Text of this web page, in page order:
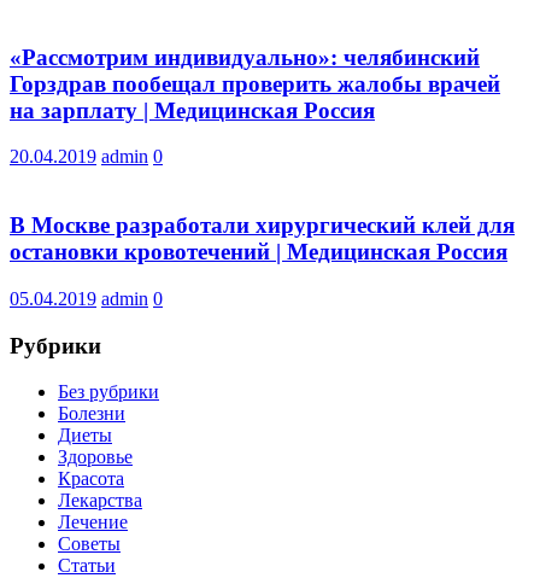
«Рассмотрим индивидуально»: челябинский
Горздрав пообещал проверить жалобы врачей
на зарплату | Медицинская Россия
20.04.2019 admin 0
В Москве разработали хирургический клей для
остановки кровотечений | Медицинская Россия
05.04.2019 admin 0
Рубрики
Без рубрики
Болезни
Диеты
Здоровье
Красота
Лекарства
Лечение
Советы
Статьи